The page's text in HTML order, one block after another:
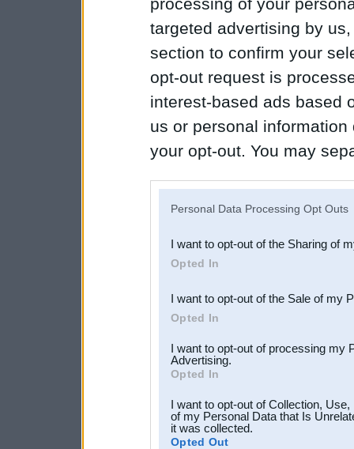
targeted advertising by
section to confirm your
opt-out request is
interest-based ads based
us or personal
your opt-out. You may
Downstream Participants
third parties.
Personal Data Processing Opt Outs
I want to opt-out of the Sharing of
Opted In
I want to opt-out of the Sale of my
Opted In
I want to opt-out of processing my
Advertising.
Opted In
I want to opt-out of Collection,
of my Personal Data that Is
it was collected.
Opted Out